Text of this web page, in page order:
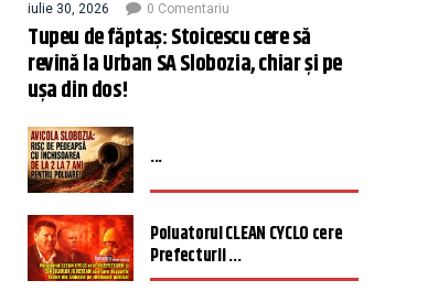
iulie 30, 2026 0 Comentariu
Tupeu de făptaș: Stoicescu cere să
revină la Urban SA Slobozia, chiar și pe
ușa din dos!
...
Poluatorul CLEAN CYCLO cere
Prefecturii ...